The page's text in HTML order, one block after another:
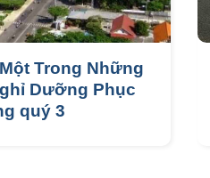
Trong Những
Dưỡng Phục
quý 3